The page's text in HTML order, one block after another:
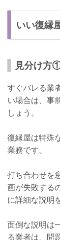
いい復縁
見分け方
すぐバレる業
い場合は、事
しょう。
復縁屋は特殊
業務です。
打ち合わせを
画が失敗する
に詳細な説明
面倒な説明は
る業者は、問